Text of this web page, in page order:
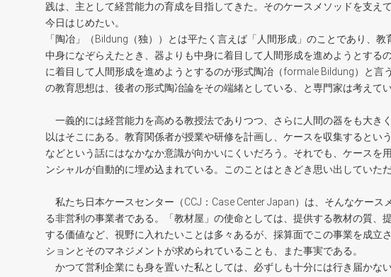
践は、主として経営能力の育成を目指してきた。そのケースメソッドを支え
今日はじめたい。
「陶冶」（Bildung（独））とは平たく言えば「人間形成」のことであり、
中身になぞらえたとき、器よりも中身に着目して人間形成を進めようとする
に着目して人間形成を進めようとするのが形式陶冶（formale Bildung）と言
の教育思想は、後者の形式陶冶論をその端緒としている、と専門家は考えてい
一義的には経営能力を高める教授法でありつつ、さらに人間の器をも大き
以はそこにある。教育関係者が授業や研修を計画し、ケースを収集するとい
などという話にはなかなか意識が向かいにくいだろう。それでも、ケースを
ンシャルが自動的に埋め込まれている。このことはときどき思い出していた
私たち日本ケースセンター（CCJ：Case Center Japan）は、そんなケー
る非営利の事業者である。「教材屋」の使命としては、提供する教材の質、
する価値など、視野に入れたいことは多々あるが、採算面でこの事業を成立
ションとそのマネジメントが求められていることも、また事実である。
かつて営利企業にも身を置いた私としては、必ずしも十分には行き届かな